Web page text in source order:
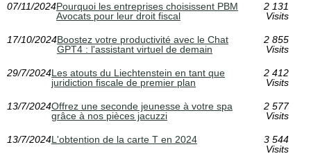
07/11/2024Pourquoi les entreprises choisissent PBM
Avocats pour leur droit fiscal
2 131
Visits
17/10/2024Boostez votre productivité avec le Chat
GPT4 : l'assistant virtuel de demain
2 855
Visits
29/7/2024Les atouts du Liechtenstein en tant que
juridiction fiscale de premier plan
2 412
Visits
13/7/2024Offrez une seconde jeunesse à votre spa
grâce à nos pièces jacuzzi
2 577
Visits
13/7/2024L'obtention de la carte T en 2024
3 544
Visits